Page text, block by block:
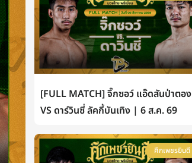
[FULL MATCH] จิ๊กซอว์ แอ๊ดสันป่าตอง
VS ดาร์วินซี่ ลัคกี้บันเทิง | 6 ส.ค. 69
ศึกเพชรยินดี